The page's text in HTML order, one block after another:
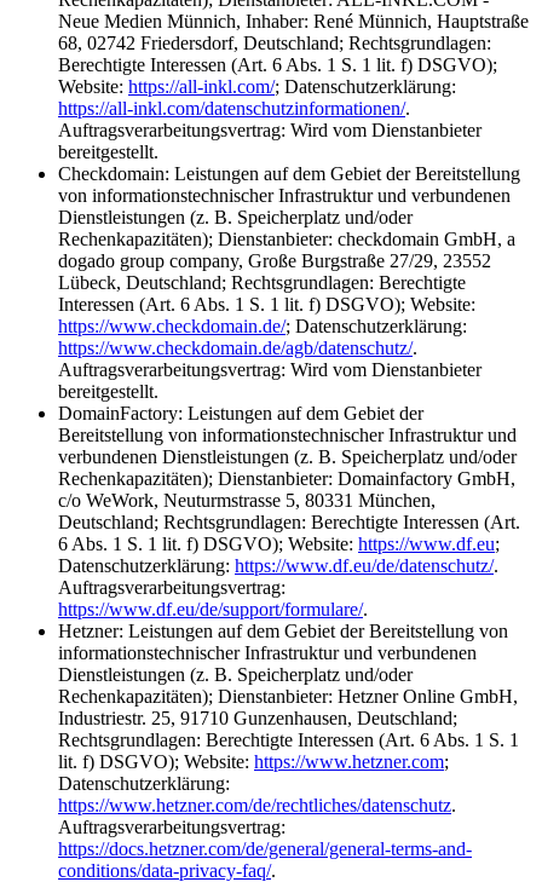
Neue Medien Münnich, Inhaber: René Münnich, Hauptstraße
68, 02742 Friedersdorf, Deutschland; Rechtsgrundlagen:
Berechtigte Interessen (Art. 6 Abs. 1 S. 1 lit. f) DSGVO);
Website: https://all-inkl.com/; Datenschutzerklärung:
https://all-inkl.com/datenschutzinformationen/.
Auftragsverarbeitungsvertrag: Wird vom Dienstanbieter
bereitgestellt.
Checkdomain: Leistungen auf dem Gebiet der Bereitstellung
von informationstechnischer Infrastruktur und verbundenen
Dienstleistungen (z. B. Speicherplatz und/oder
Rechenkapazitäten); Dienstanbieter: checkdomain GmbH, a
dogado group company, Große Burgstraße 27/29, 23552
Lübeck, Deutschland; Rechtsgrundlagen: Berechtigte
Interessen (Art. 6 Abs. 1 S. 1 lit. f) DSGVO); Website:
https://www.checkdomain.de/; Datenschutzerklärung:
https://www.checkdomain.de/agb/datenschutz/.
Auftragsverarbeitungsvertrag: Wird vom Dienstanbieter
bereitgestellt.
DomainFactory: Leistungen auf dem Gebiet der
Bereitstellung von informationstechnischer Infrastruktur und
verbundenen Dienstleistungen (z. B. Speicherplatz und/oder
Rechenkapazitäten); Dienstanbieter: Domainfactory GmbH,
c/o WeWork, Neuturmstrasse 5, 80331 München,
Deutschland; Rechtsgrundlagen: Berechtigte Interessen (Art.
6 Abs. 1 S. 1 lit. f) DSGVO); Website: https://www.df.eu;
Datenschutzerklärung: https://www.df.eu/de/datenschutz/.
Auftragsverarbeitungsvertrag:
https://www.df.eu/de/support/formulare/.
Hetzner: Leistungen auf dem Gebiet der Bereitstellung von
informationstechnischer Infrastruktur und verbundenen
Dienstleistungen (z. B. Speicherplatz und/oder
Rechenkapazitäten); Dienstanbieter: Hetzner Online GmbH,
Industriestr. 25, 91710 Gunzenhausen, Deutschland;
Rechtsgrundlagen: Berechtigte Interessen (Art. 6 Abs. 1 S. 1
lit. f) DSGVO); Website: https://www.hetzner.com;
Datenschutzerklärung:
https://www.hetzner.com/de/rechtliches/datenschutz.
Auftragsverarbeitungsvertrag:
https://docs.hetzner.com/de/general/general-terms-and-
conditions/data-privacy-faq/.